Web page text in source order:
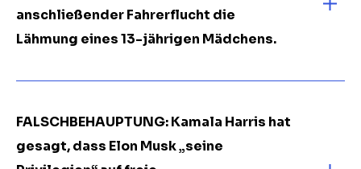
anschließender Fahrerflucht die
Lähmung eines 13-jährigen Mädchens.
FALSCHBEHAUPTUNG: Kamala Harris hat
gesagt, dass Elon Musk „seine